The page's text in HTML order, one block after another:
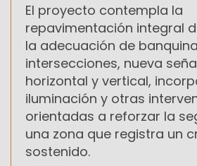
El proyecto contempla la
repavimentación integral
la adecuación de
intersecciones, nueva
horizontal y vertical,
iluminación y otras
orientadas a reforzar la
una zona que registra un
sostenido.